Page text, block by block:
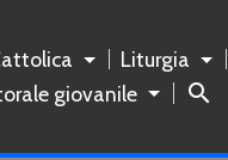
Liturgia
giovanile
search